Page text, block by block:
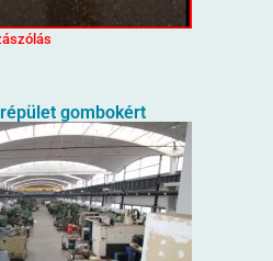
gombokért